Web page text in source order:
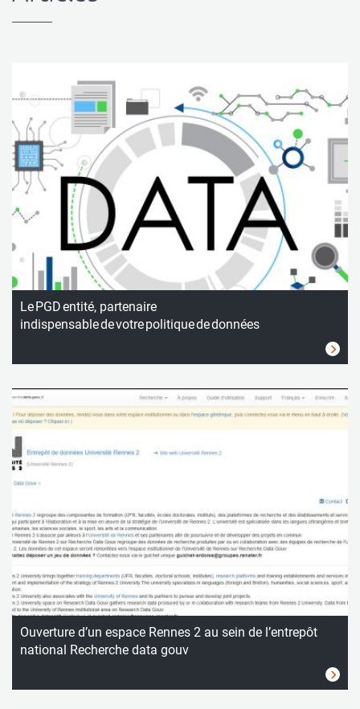
Le PGD entité, partenaire
indispensable de votre politique de données
Ouverture d’un espace Rennes 2 au sein de l’entrepôt
national Recherche data gouv